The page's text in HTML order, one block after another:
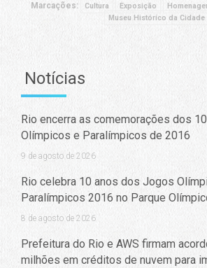
Marcações: Cultura Exposição
Museu Histórico da Cidade
Notícias
Rio encerra as comemorações dos
Olímpicos e Paralímpicos de 2016
9 de agosto de 2026
Rio celebra 10 anos dos Jogos
Paralímpicos 2016 no Parque
8 de agosto de 2026
Prefeitura do Rio e AWS firmam
milhões em créditos de nuvem para